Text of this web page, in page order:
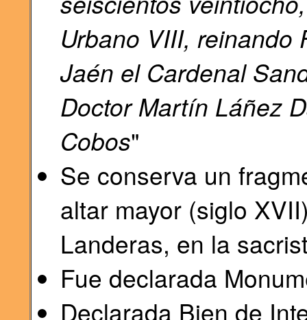
Urbano VIII, reinando
Jaén el Cardenal
Doctor Martín Láñez
Cobos"
Se conserva un
altar mayor (siglo
Landeras, en la
Fue declarada
Declarada Bien de